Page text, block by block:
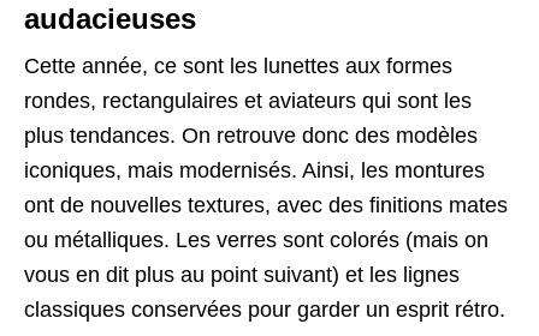
audacieuses
Cette année, ce sont les lunettes aux formes
rondes, rectangulaires et aviateurs qui sont les
plus tendances. On retrouve donc des modèles
iconiques, mais modernisés. Ainsi, les montures
ont de nouvelles textures, avec des finitions mates
ou métalliques. Les verres sont colorés (mais on
vous en dit plus au point suivant) et les lignes
classiques conservées pour garder un esprit rétro.